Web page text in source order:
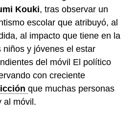
Kouki, tras observar un
escolar que atribuyó, al
al impacto que tiene en la
niños y jóvenes el estar
del móvil El político
con creciente
que muchas personas
al móvil.